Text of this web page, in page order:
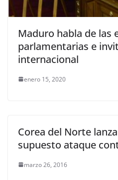
Maduro habla de las
parlamentarias e
internacional
enero 15, 2020
Corea del Norte
supuesto ataque
marzo 26, 2016